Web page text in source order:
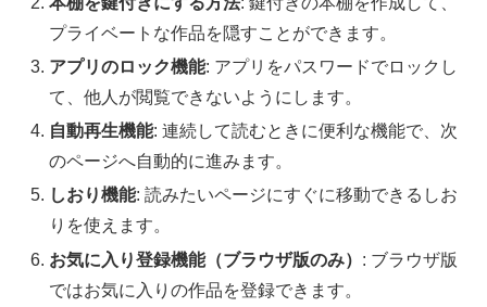
プライベートな作品を隠すことができます。
アプリのロック機能: アプリをパスワードでロックし
て、他人が閲覧できないようにします。
自動再生機能: 連続して読むときに便利な機能で、次
のページへ自動的に進みます。
しおり機能: 読みたいページにすぐに移動できるしお
りを使えます。
お気に入り登録機能（ブラウザ版のみ） : ブラウザ版
ではお気に入りの作品を登録できます。